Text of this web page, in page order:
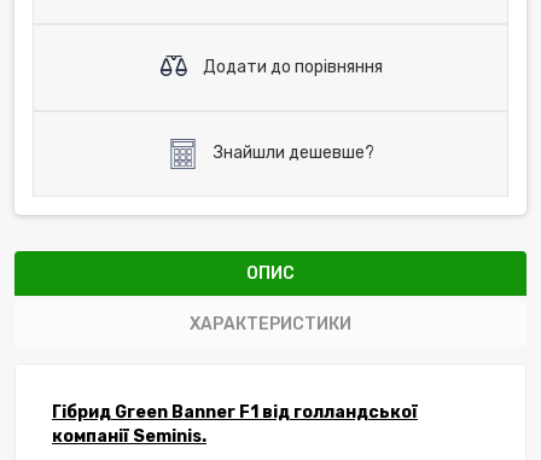
Додати до порівняння
Знайшли дешевше?
ОПИС
ХАРАКТЕРИСТИКИ
Гібрид Green Banner F1 від голландської
компанії Seminis.